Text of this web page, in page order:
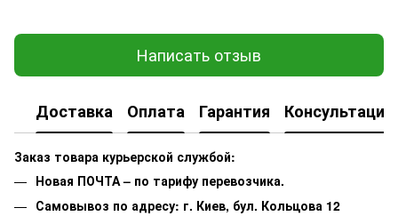
Написать отзыв
Доставка Оплата Гарантия Консультация
Заказ товара курьерской службой:
Новая ПОЧТА – по тарифу перевозчика.
Самовывоз по адресу: г. Киев, бул. Кольцова 12